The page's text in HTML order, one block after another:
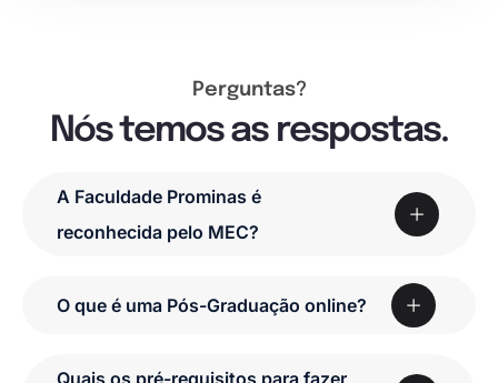
Perguntas?
Nós temos as respostas.
A Faculdade Prominas é
reconhecida pelo MEC?
O que é uma Pós-Graduação online?